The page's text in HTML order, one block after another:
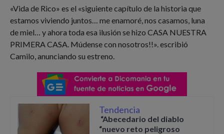
«Vida de Rico» es el «siguiente capítulo de la historia que
estamos viviendo juntos… me enamoré, nos casamos, luna
de miel… y ahora toda esa ilusión se hizo CASA NUESTRA
PRIMERA CASA. Múdense con nosotros!!». escribió
Camilo, anunciando su estreno.
Tendencia
“Abecedario del diablo
“nuevo reto peligroso